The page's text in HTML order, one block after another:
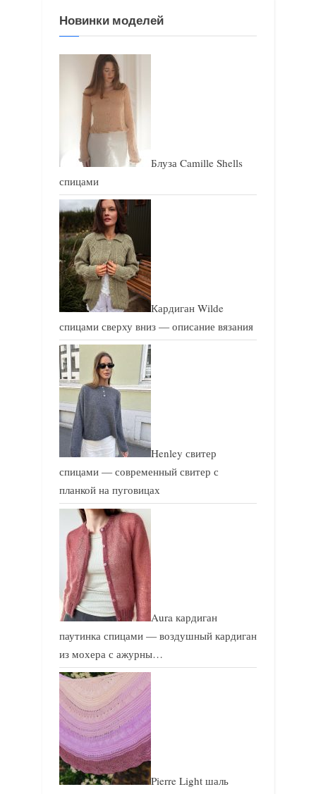
а
Новинки моделей
Блуза Camille Shells
спицами
Кардиган Wilde
спицами сверху вниз — описание вязания
Henley свитер
спицами — современный свитер с
планкой на пуговицах
Aura кардиган
паутинка спицами — воздушный кардиган
из мохера с ажурны…
Pierre Light шаль